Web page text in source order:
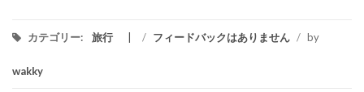
カテゴリー: 旅行 / フィードバックはありません / by
wakky